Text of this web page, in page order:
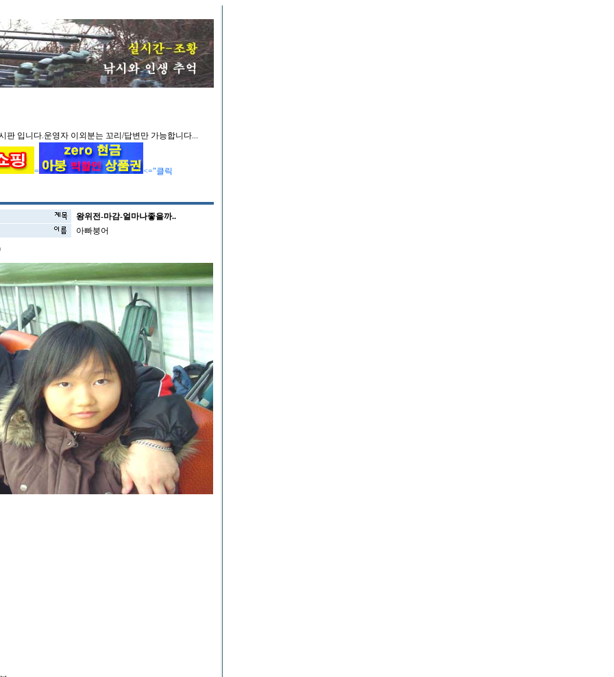
판 입니다.운영자 이외분는 꼬리/답변만 가능합니다...
= <="클릭
왕위전-마감-얼마나좋을까..
아빠붕어